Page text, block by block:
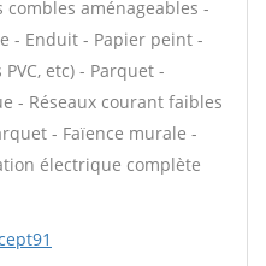
aménageables -
- Enduit - Papier peint -
etc) - Parquet -
- Réseaux courant faibles
- Faïence murale -
électrique complète